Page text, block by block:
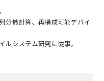
分散計算、再構成可能デバイ
システム研究に従事。